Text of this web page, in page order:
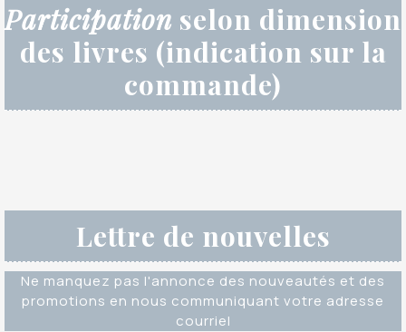
Participation selon dimension
des livres (indication sur la
commande)
Lettre de nouvelles
Ne manquez pas l'annonce des nouveautés et des
promotions en nous communiquant votre adresse
courriel